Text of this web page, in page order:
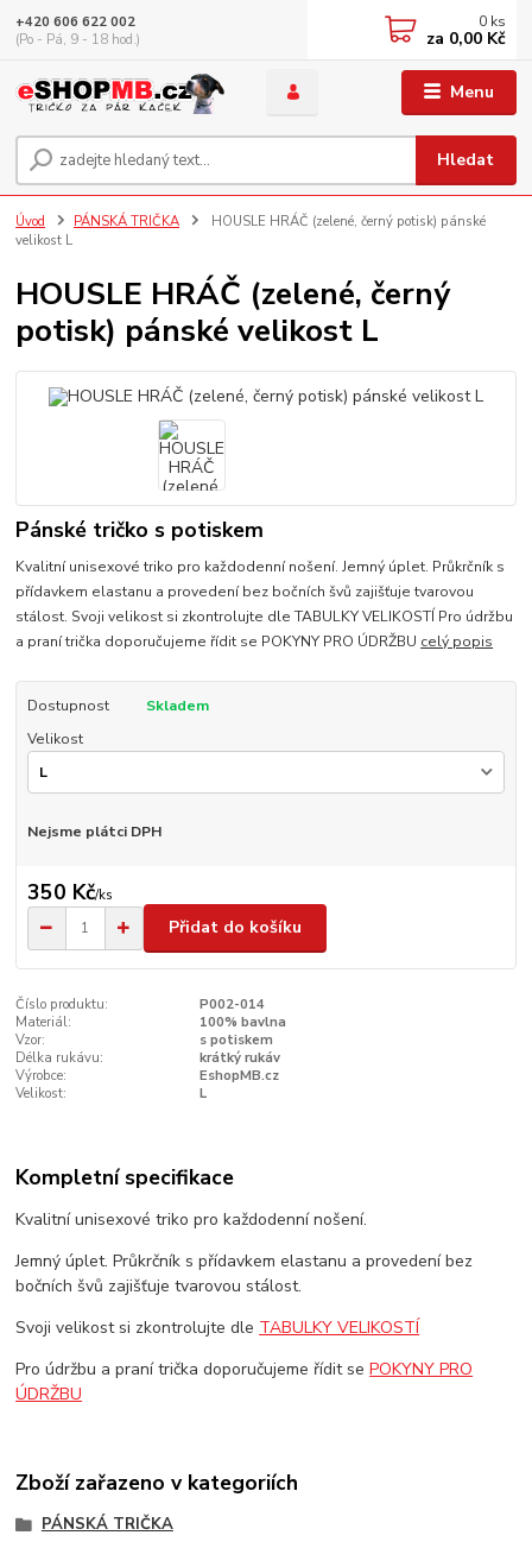
Menu
Hledat
+420 606 622 002
(Po - Pá, 9 - 18 hod.)
0 ks
za 0,00 Kč
Úvod PÁNSKÁ TRIČKA
HOUSLE HRÁČ (zelené, černý potisk) pánské
velikost L
HOUSLE HRÁČ (zelené, černý
potisk) pánské velikost L
Pánské tričko s potiskem
Kvalitní unisexové triko pro každodenní nošení. Jemný úplet. Průkrčník s
přídavkem elastanu a provedení bez bočních švů zajišťuje tvarovou
stálost. Svoji velikost si zkontrolujte dle TABULKY VELIKOSTÍ Pro údržbu
a praní trička doporučujeme řídit se POKYNY PRO ÚDRŽBU celý popis
Dostupnost
Skladem
Velikost
Nejsme plátci DPH
350 Kč/ks
Přidat do košíku
Číslo produktu:
P002-014
Materiál:
100% bavlna
Vzor:
s potiskem
Délka rukávu:
krátký rukáv
Výrobce:
EshopMB.cz
Velikost:
L
Kompletní specifikace
Kvalitní unisexové triko pro každodenní nošení.
Jemný úplet. Průkrčník s přídavkem elastanu a provedení bez
bočních švů zajišťuje tvarovou stálost.
Svoji velikost si zkontrolujte dle TABULKY VELIKOSTÍ
Pro údržbu a praní trička doporučujeme řídit sePOKYNY PRO
ÚDRŽBU
Zboží zařazeno v kategoriích
PÁNSKÁ TRIČKA